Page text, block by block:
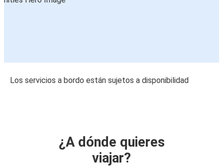
Los servicios a bordo están sujetos a disponibilidad
¿A dónde quieres
viajar?